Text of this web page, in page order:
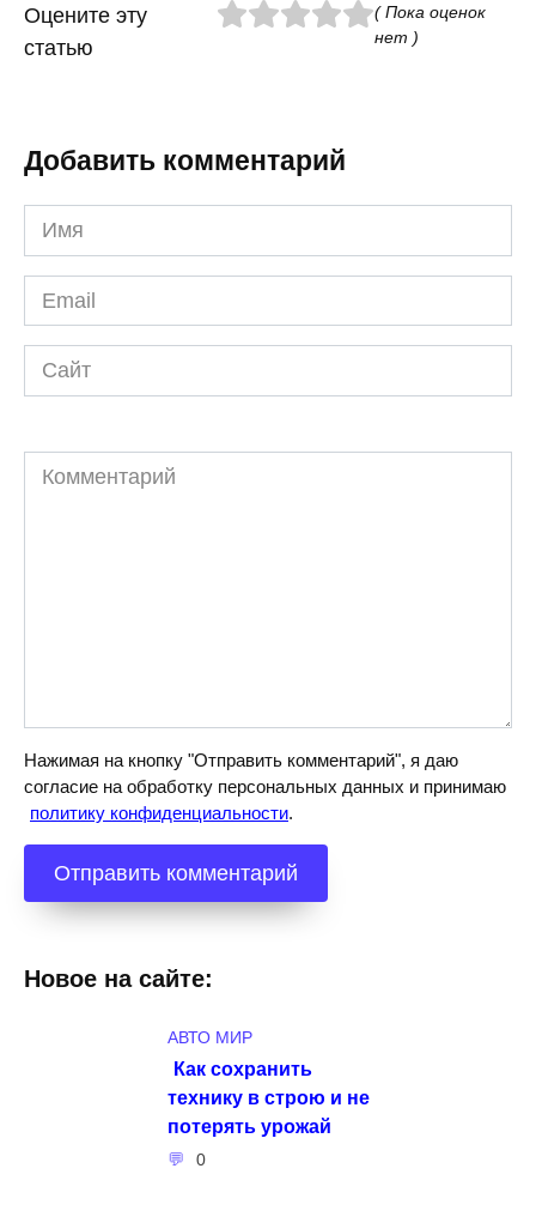
Оцените эту
статью
( Пока оценок
нет )
Добавить комментарий
Имя
*
Email
*
Сайт
Комментарий
Нажимая на кнопку "Отправить комментарий", я даю
согласие на обработку персональных данных и принимаю
политику конфиденциальности.
Новое на сайте:
АВТО МИР
Как сохранить
технику в строю и не
потерять урожай
0